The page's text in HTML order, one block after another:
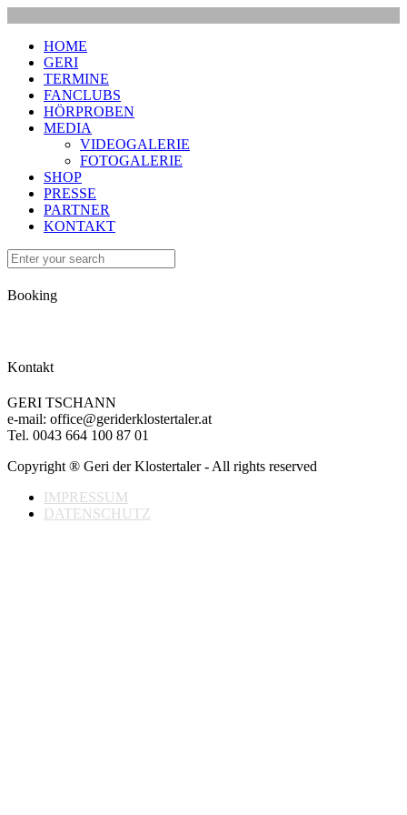
HOME
GERI
TERMINE
FANCLUBS
HÖRPROBEN
MEDIA
VIDEOGALERIE
FOTOGALERIE
SHOP
PRESSE
PARTNER
KONTAKT
Booking
Kontakt
GERI TSCHANN
e-mail: office@geriderklostertaler.at
Tel. 0043 664 100 87 01
Copyright ® Geri der Klostertaler - All rights reserved
IMPRESSUM
DATENSCHUTZ